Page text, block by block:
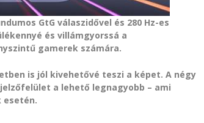
GtG válaszidővel és 280 Hz-es
és villámgyorssá a
gamerek számára.
is jól kivehetővé teszi a képet. A négy
a lehető legnagyobb – ami
esetén.